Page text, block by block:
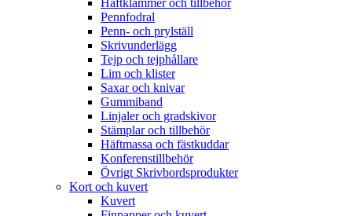
Häftklammer och tillbehör
Pennfodral
Penn- och prylställ
Skrivunderlägg
Tejp och tejphållare
Lim och klister
Saxar och knivar
Gummiband
Linjaler och gradskivor
Stämplar och tillbehör
Häftmassa och fästkuddar
Konferenstillbehör
Övrigt Skrivbordsprodukter
Kort och kuvert
Kuvert